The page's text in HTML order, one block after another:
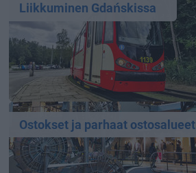
Liikkuminen Gdańskissa
Ostokset ja parhaat ostosalueet